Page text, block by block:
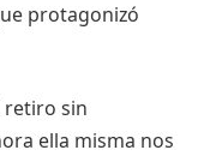
retiro sin
ella misma nos